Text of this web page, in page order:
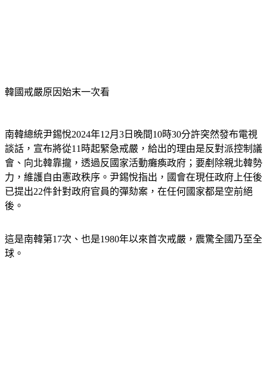
韓國戒嚴原因始末一次看
南韓總統尹錫悅2024年12月3日晚間10時30分許突然發布電視
談話，宣布將從11時起緊急戒嚴，給出的理由是反對派控制議
會、向北韓靠攏，透過反國家活動癱瘓政府；要剷除親北韓勢
力，維護自由憲政秩序。尹錫悅指出，國會在現任政府上任後
已提出22件針對政府官員的彈劾案，在任何國家都是空前絕
後。
這是南韓第17次、也是1980年以來首次戒嚴，震驚全國乃至全
球。